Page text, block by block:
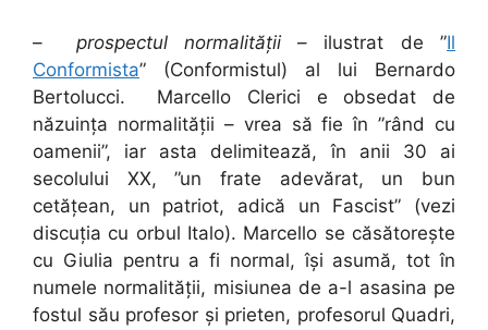
– prospectul normalității– ilustrat de ”Il
Conformista” (Conformistul) al lui Bernardo
Bertolucci. Marcello Clerici e obsedat de
năzuința normalității – vrea să fie în ”rând cu
oamenii”, iar asta delimitează, în anii 30 ai
secolului XX, ”un frate adevărat, un bun
cetățean, un patriot, adică un Fascist” (vezi
discuția cu orbul Italo). Marcello se căsătorește
cu Giulia pentru a fi normal, își asumă, tot în
numele normalității, misiunea de a-l asasina pe
fostul său profesor și prieten, profesorul Quadri,